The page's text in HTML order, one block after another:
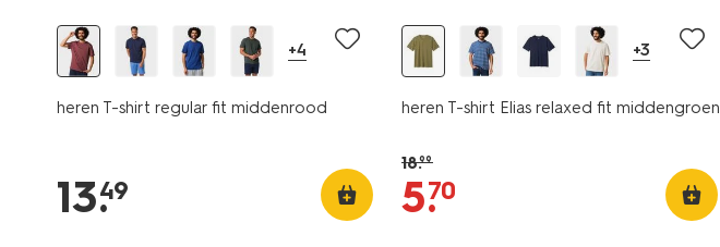
+4
heren T-shirt regular fit middenrood
13.
49
+3
heren T-shirt Elias relaxed fit middengroen
18.99
5.
70